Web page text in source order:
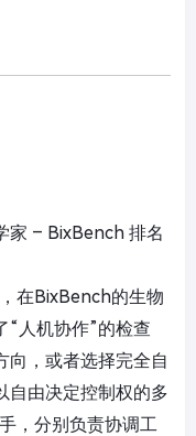
家 – BixBench 排名
在BixBench的生物
“人机协作”的检查
向，或者选择完全自
由决定控制权的多
，分别负责协调工